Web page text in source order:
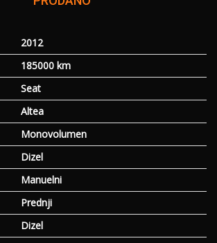
2012
185000 km
Seat
Altea
Monovolumen
Dizel
Manuelni
Prednji
Dizel